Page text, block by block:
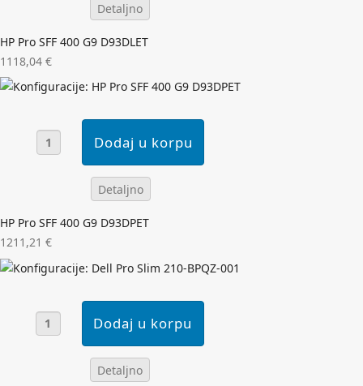
Detaljno
HP Pro SFF 400 G9 D93DLET
1118,04 €
Detaljno
HP Pro SFF 400 G9 D93DPET
1211,21 €
Detaljno